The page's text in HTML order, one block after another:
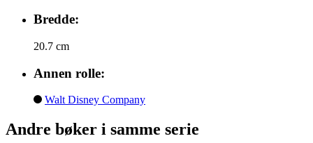
Bredde:
20.7 cm
Annen rolle:
Walt Disney Company
Andre bøker i samme serie